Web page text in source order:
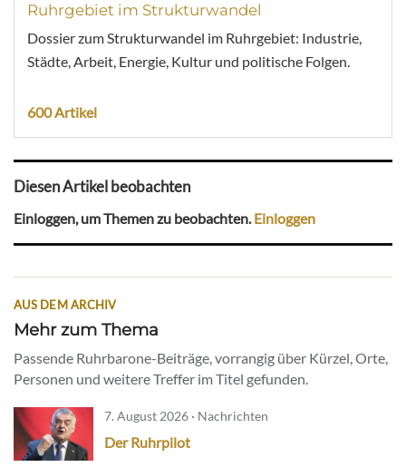
Ruhrgebiet im Strukturwandel
Dossier zum Strukturwandel im Ruhrgebiet: Industrie,
Städte, Arbeit, Energie, Kultur und politische Folgen.
600 Artikel
Diesen Artikel beobachten
Einloggen, um Themen zu beobachten.Einloggen
AUS DEM ARCHIV
Mehr zum Thema
Passende Ruhrbarone-Beiträge, vorrangig über Kürzel, Orte,
Personen und weitere Treffer im Titel gefunden.
7. August 2026 · Nachrichten
Der Ruhrpilot